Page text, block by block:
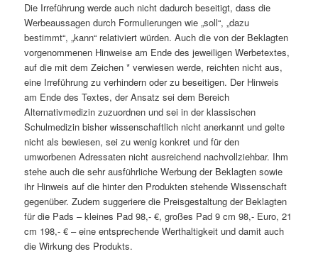
Die Irreführung werde auch nicht dadurch beseitigt, dass die
Werbeaussagen durch Formulierungen wie „soll“, „dazu
bestimmt“, „kann“ relativiert würden. Auch die von der Beklagten
vorgenommenen Hinweise am Ende des jeweiligen Werbetextes,
auf die mit dem Zeichen * verwiesen werde, reichten nicht aus,
eine Irreführung zu verhindern oder zu beseitigen. Der Hinweis
am Ende des Textes, der Ansatz sei dem Bereich
Alternativmedizin zuzuordnen und sei in der klassischen
Schulmedizin bisher wissenschaftlich nicht anerkannt und gelte
nicht als bewiesen, sei zu wenig konkret und für den
umworbenen Adressaten nicht ausreichend nachvollziehbar. Ihm
stehe auch die sehr ausführliche Werbung der Beklagten sowie
ihr Hinweis auf die hinter den Produkten stehende Wissenschaft
gegenüber. Zudem suggeriere die Preisgestaltung der Beklagten
für die Pads – kleines Pad 98,- €, großes Pad 9 cm 98,- Euro, 21
cm 198,- € – eine entsprechende Werthaltigkeit und damit auch
die Wirkung des Produkts.